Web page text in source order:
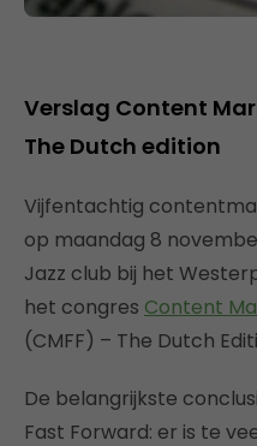
Verslag Content
The Dutch edition
Vijfentachtig
op maandag 8
Jazz club bij het
het congres Content
(CMFF) – The Dutch
De belangrijkste
Fast Forward: er is te